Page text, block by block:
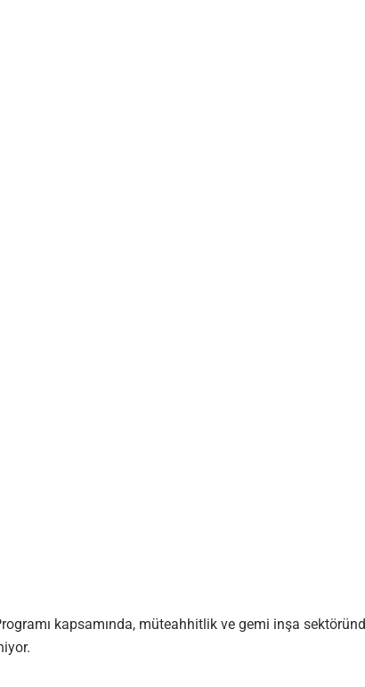
kapsamında, müteahhitlik ve gemi inşa